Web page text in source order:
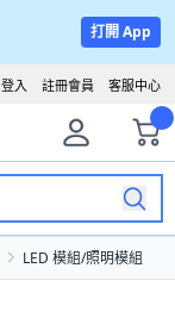
打開 App
客服中心
註冊會員
登入
LED 模組/照明模組